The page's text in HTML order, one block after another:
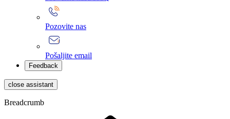
Pozovite nas
Pošaljite email
Feedback
close assistant
Breadcrumb